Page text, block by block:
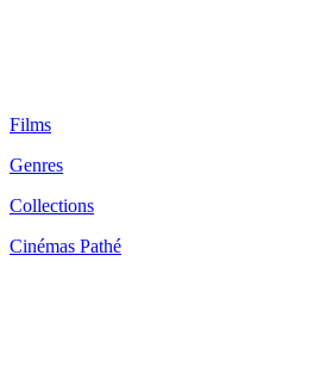
Films
Genres
Collections
Cinémas Pathé